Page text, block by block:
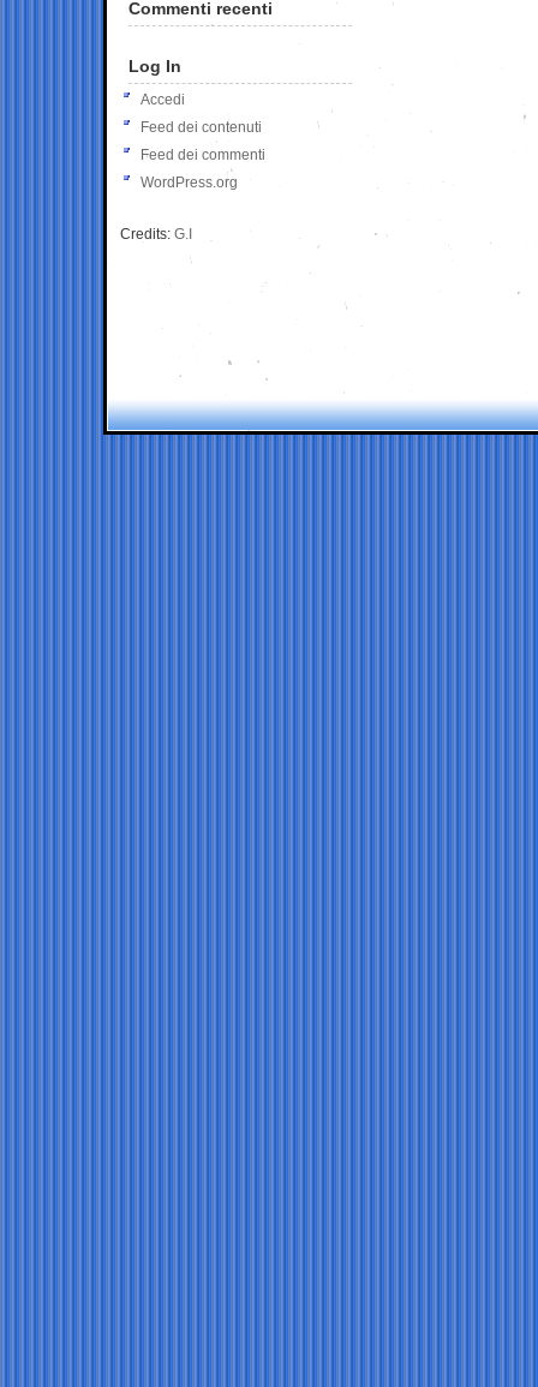
Commenti recenti
Log In
Accedi
Feed dei contenuti
Feed dei commenti
WordPress.org
Credits: G.I